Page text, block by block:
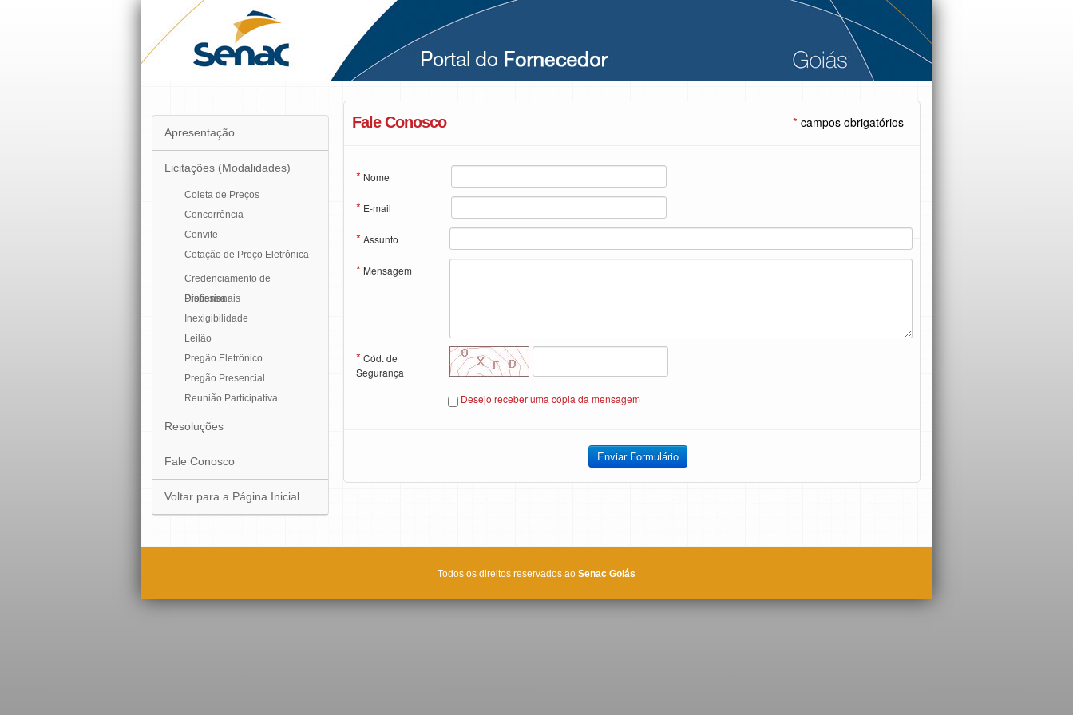
Apresentação
Licitações (Modalidades)
Coleta de Preços
Concorrência
Convite
Cotação de Preço Eletrônica
Credenciamento de
Profissionais
Dispensa
Inexigibilidade
Leilão
Pregão Eletrônico
Pregão Presencial
Reunião Participativa
Resoluções
Fale Conosco
Voltar para a Página Inicial
Fale Conosco * campos obrigatórios
* Nome
* E-mail
* Assunto
* Mensagem
* Cód. de
Segurança
Desejo receber uma cópia da mensagem
Todos os direitos reservados ao Senac Goiás